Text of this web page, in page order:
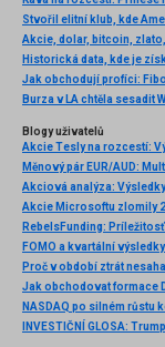
Akcie, dolar, bitcoin,
Blogy uživatelů
Akcie Tesly na rozcestí:
Měnový pár EUR/AUD:
RebelsFunding: Príležitosť
FOMO a kvartální
Proč v období ztrát